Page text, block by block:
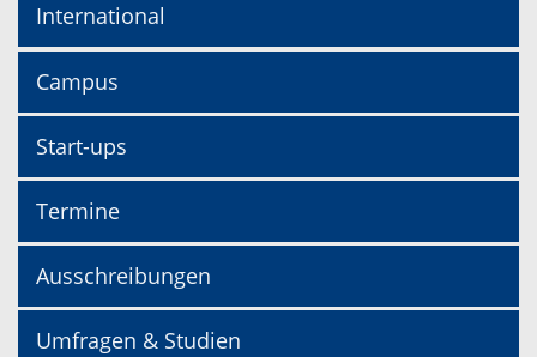
International
Campus
Start-ups
Termine
Ausschreibungen
Umfragen & Studien